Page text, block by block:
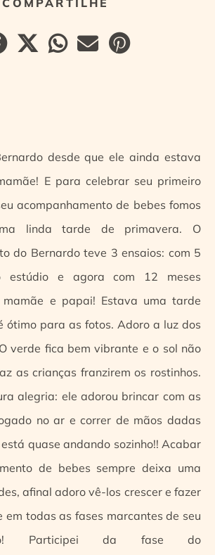
desde que ele ainda estava
E para celebrar seu primeiro
acompanhamento de bebes fomos
linda tarde de primavera. O
do Bernardo teve 3 ensaios: com 5
e agora com 12 meses
e papai! Estava uma tarde
ótimo para as fotos. Adoro a luz dos
verde fica bem vibrante e o sol não
as crianças franzirem os rostinhos.
alegria: ele adorou brincar com as
no ar e correr de mãos dadas
quase andando sozinho!! Acabar
de bebes sempre deixa uma
afinal adoro vê-los crescer e fazer
em todas as fases marcantes de seu
Participei da fase do